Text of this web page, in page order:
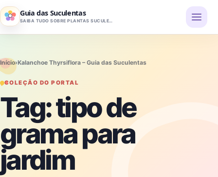
Pular para o conteúdo
Guia das Suculentas
SAIBA TUDO SOBRE PLANTAS SUCULENTAS
Início›Kalanchoe Thyrsiflora – Guia das Suculentas
COLEÇÃO DO PORTAL
Tag:tipo de
grama para
jardim